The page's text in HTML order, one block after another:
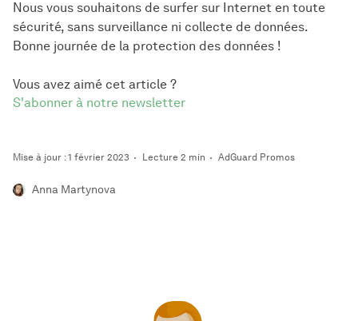
Nous vous souhaitons de surfer sur Internet en toute
sécurité, sans surveillance ni collecte de données.
Bonne journée de la protection des données !
Vous avez aimé cet article ?
S'abonner à notre newsletter
Mise à jour : 1 février 2023 Lecture 2 min AdGuard Promos
Anna Martynova